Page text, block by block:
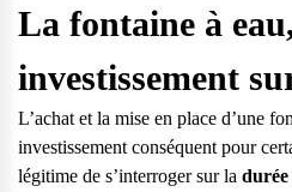
La fontaine à
investissement
L’achat et la mise en place d’une
investissement conséquent pour
légitime de s’interroger sur la durée